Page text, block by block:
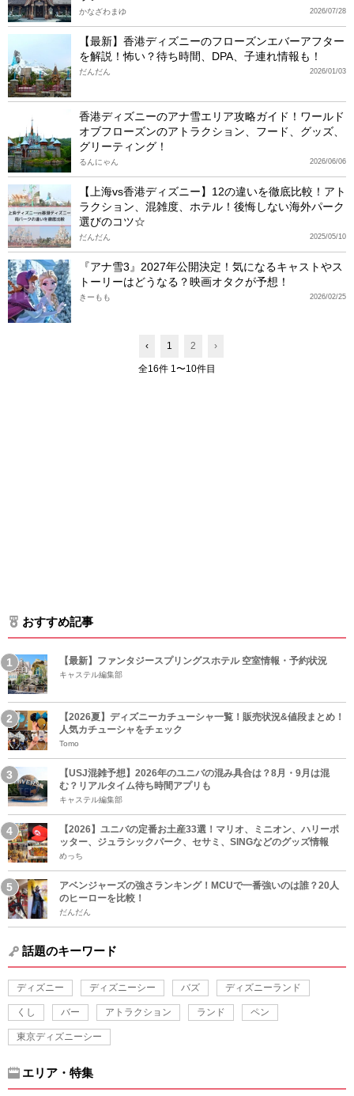
2026/07/28
かなざわまゆ
【最新】香港ディズニーのフローズンエバーアフター
を解説！怖い？待ち時間、DPA、子連れ情報も！
2026/01/03
だんだん
香港ディズニーのアナ雪エリア攻略ガイド！ワールド
オブフローズンのアトラクション、フード、グッズ、
グリーティング！
2026/06/06
るんにゃん
【上海vs香港ディズニー】12の違いを徹底比較！アト
ラクション、混雑度、ホテル！後悔しない海外パーク
選びのコツ☆
2025/05/10
だんだん
『アナ雪3』2027年公開決定！気になるキャストやス
トーリーはどうなる？映画オタクが予想！
2026/02/25
きーもも
‹ 1 2 ›
全16件 1〜10件目
おすすめ記事
【最新】ファンタジースプリングスホテル 空室情報・予約状況
キャステル編集部
【2026夏】ディズニーカチューシャ一覧！販売状況&値段まとめ！
人気カチューシャをチェック
Tomo
【USJ混雑予想】2026年のユニバの混み具合は？8月・9月は混
む？リアルタイム待ち時間アプリも
キャステル編集部
【2026】ユニバの定番お土産33選！マリオ、ミニオン、ハリーポ
ッター、ジュラシックパーク、セサミ、SINGなどのグッズ情報
めっち
アベンジャーズの強さランキング！MCUで一番強いのは誰？20人
のヒーローを比較！
だんだん
話題のキーワード
ディズニー ディズニーシー バズ ディズニーランド
くし バー アトラクション ランド ペン
東京ディズニーシー
エリア・特集